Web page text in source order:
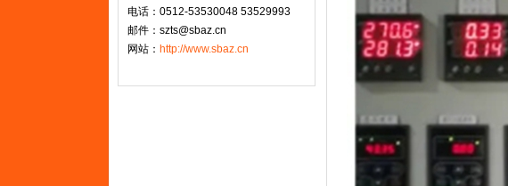
电话：0512-53530048 53529993
邮件：szts@sbaz.cn
网站： http://www.sbaz.cn